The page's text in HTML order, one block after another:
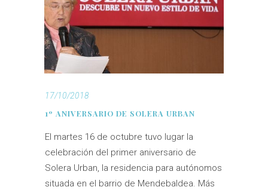
17/10/2018
1º ANIVERSARIO DE SOLERA URBAN
El martes 16 de octubre tuvo lugar la
celebración del primer aniversario de
Solera Urban, la residencia para autónomos
situada en el barrio de Mendebaldea. Más